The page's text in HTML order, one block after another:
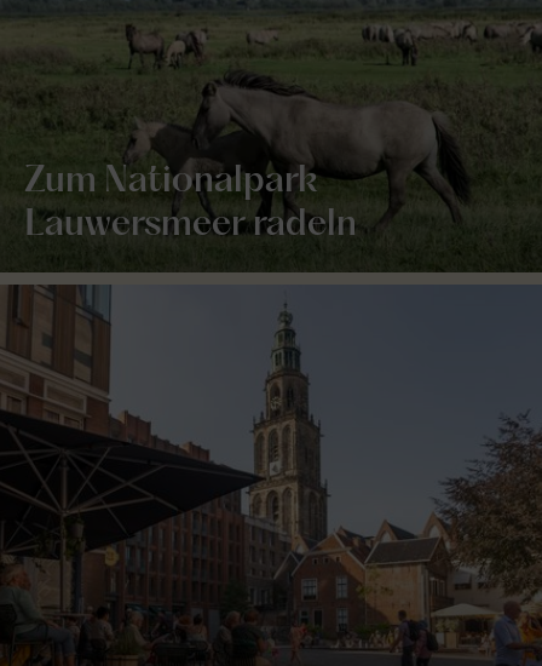
Zum Nationalpark
Lauwersmeer radeln